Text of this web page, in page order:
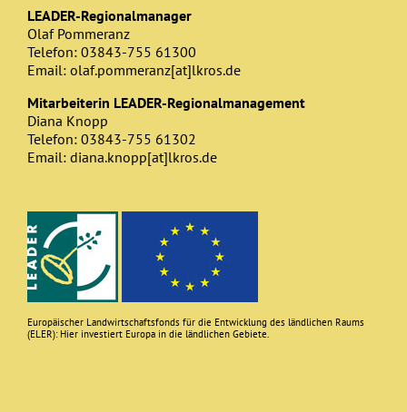
LEADER-Regionalmanager
Olaf Pommeranz
Telefon: 03843-755 61300
Email: olaf.pommeranz[at]lkros.de
Mitarbeiterin LEADER-Regionalmanagement
Diana Knopp
Telefon: 03843-755 61302
Email: diana.knopp[at]lkros.de
Europäischer Landwirtschaftsfonds für die Entwicklung des ländlichen Raums
(ELER): Hier investiert Europa in die ländlichen Gebiete.